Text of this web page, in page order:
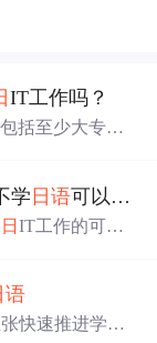
IT工作吗？
括至少大专学
作适应性和生
学 日语可以赴
日IT工作的可能
将限制发展空
语
快速推进学习